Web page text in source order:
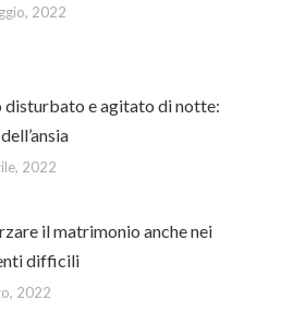
2022
disturbato e agitato di notte:
2022
il matrimonio anche nei
difficili
2022